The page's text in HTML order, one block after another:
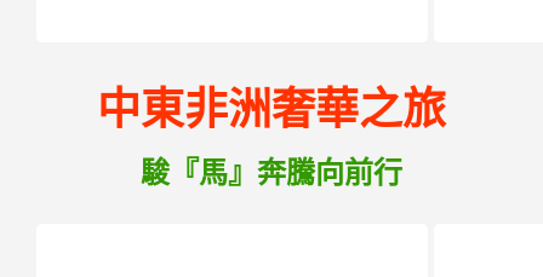
中東非洲奢華之旅
駿『馬』奔騰向前行